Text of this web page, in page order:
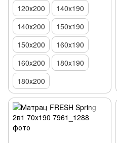
120х200
140x190
140х200
150х190
150x200
160x190
160x200
180x190
180х200